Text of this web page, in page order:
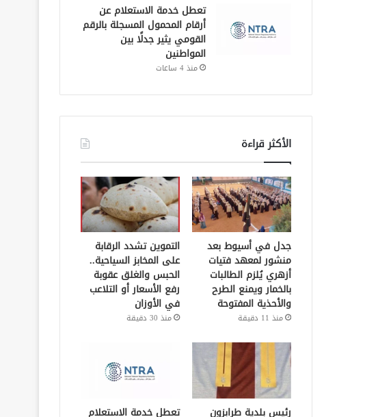
تعطل خدمة الاستعلام عن
أرقام المحمول المسجلة بالرقم
القومي يثير جدلًا بين
المواطنين
منذ 4 ساعات
الأكثر قراءة
جدل في أسيوط بعد
منشور لمعهد فتيات
أزهري يُلزم الطالبات
بالخمار ويمنع الطرح
والأحذية المفتوحة
منذ 11 دقيقة
التموين تشدد الرقابة
على المخابز السياحية..
الحبس والغلق عقوبة
رفع الأسعار أو التلاعب
في الأوزان
منذ 30 دقيقة
رئيس بلدية طرابزون تعطل خدمة الاستعلام